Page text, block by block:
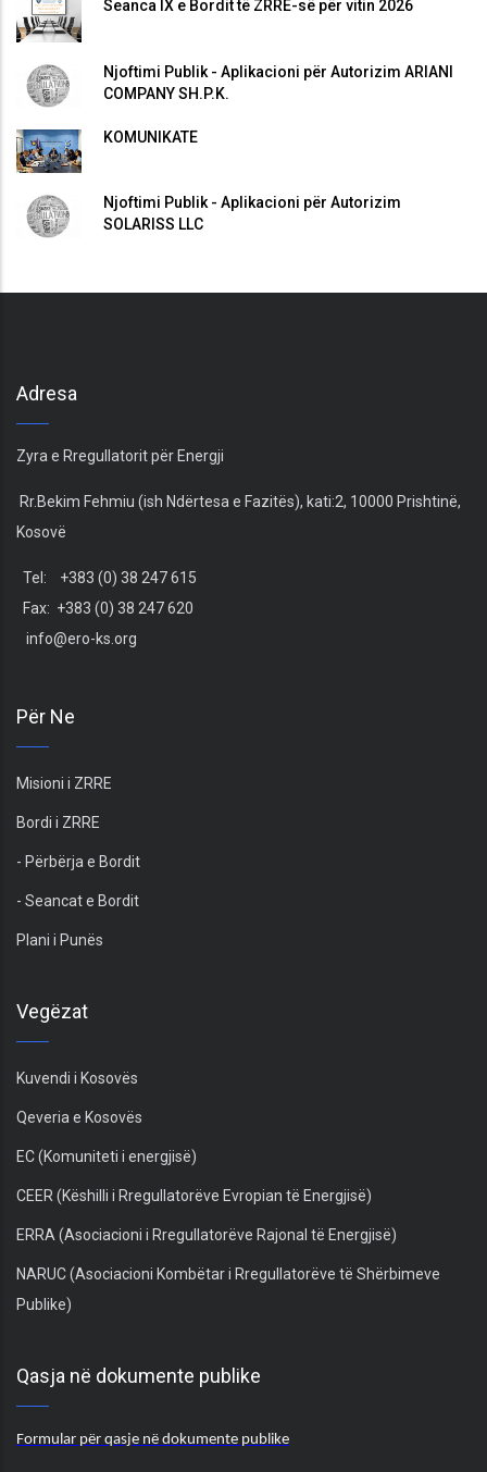
Seanca IX e Bordit të ZRRE-së për vitin 2026
Njoftimi Publik - Aplikacioni për Autorizim ARIANI
COMPANY SH.P.K.
KOMUNIKATË
Njoftimi Publik - Aplikacioni për Autorizim
SOLARISS LLC
Adresa
Zyra e Rregullatorit për Energji
Rr.Bekim Fehmiu (ish Ndërtesa e Fazitës), kati:2, 10000 Prishtinë,
Kosovë
Tel: +383 (0) 38 247 615
Fax: +383 (0) 38 247 620
info@ero-ks.org
Për Ne
Misioni i ZRRE
Bordi i ZRRE
- Përbërja e Bordit
- Seancat e Bordit
Plani i Punës
Vegëzat
Kuvendi i Kosovës
Qeveria e Kosovës
EC (Komuniteti i energjisë)
CEER (Këshilli i Rregullatorëve Evropian të Energjisë)
ERRA (Asociacioni i Rregullatorëve Rajonal të Energjisë)
NARUC (Asociacioni Kombëtar i Rregullatorëve të Shërbimeve
Publike)
Qasja në dokumente publike
Formular për qasje në dokumente publike